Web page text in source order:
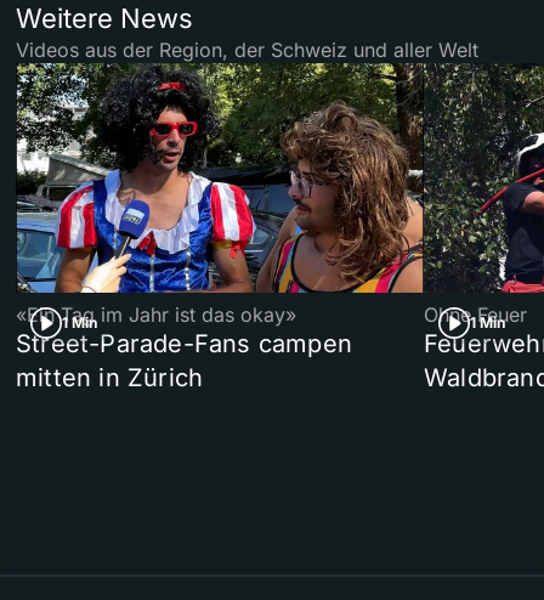
Weitere News
Videos aus der Region, der Schweiz und aller Welt
1 Min
«Ein Tag im Jahr ist das okay»
Street-Parade-Fans campen
mitten in Zürich
1 Min
Ohne Feuer